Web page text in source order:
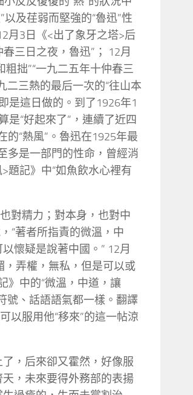
以及荏弱而堅強的“魯迅”性
月3日《<出了象牙之塔>后
三日之夜，魯迅”； 12月
粗拙”“一九二五年十仲春三
二三熱的最后一次的“往山本
是這日做的。到了1926年1
是“好起來了”，連續了近四
的“熱風”。魯迅在1925年最
多是一部門的性命，曾經消
題記》中“如魚飲水心裡有
對精力；對本身，也對中
“著者所指責的微溫，中
懷疑是說著中國。” 12月
，弄權，無私，但是可以或
》中的“微溫，中道，讓
號、話語語氣都一樣。翻譯
以服用他“移來”的這一帖涼
，后來卻又霍然，好像服
，未來要得外務部的表揚